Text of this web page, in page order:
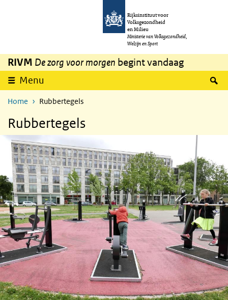
Overslaan en naar de inhoud gaan
Rijksinstituut voor
Volksgezondheid
en Milieu
Ministerie van Volksgezondheid,
Welzijn en Sport
RIVM De zorg voor morgen begint vandaag
Menu
Home Rubbertegels
Rubbertegels